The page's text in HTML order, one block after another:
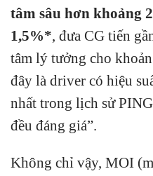
tâm sâu hơn khoảng
1,5%*, đưa CG tiến
tâm lý tưởng cho
đây là driver có hiệu
nhất trong lịch sử
đều đáng giá”.
Không chỉ vậy, MOI